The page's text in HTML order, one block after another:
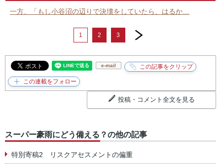
一方、「もし小谷沼の辺りで決壊をしていたら、はるか…
1 2 3
next
e-mail
投稿・コメント全文を見る
スーパー豪雨にどう備える？の他の記事
特別寄稿2 リスクアセスメントの偏重